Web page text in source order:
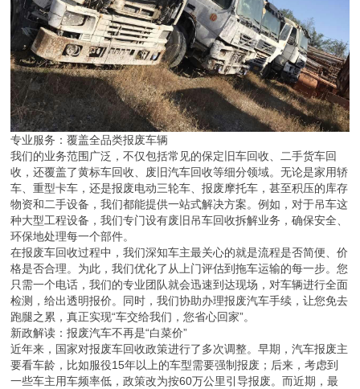
专业服务：覆盖全品类报废车辆
我们的业务范围广泛，不仅包括常见的保定旧车回收、二手货车回
收，还覆盖了黄标车回收、废旧汽车回收等细分领域。无论是家用轿
车、重型卡车，还是报废电动三轮车、报废摩托车，甚至积压的库存
物资和二手设备，我们都能提供一站式解决方案。例如，对于吊车这
种大型工程设备，我们专门设有废旧吊车回收拆解业务，确保安全、
环保地处理每一个部件。
在报废车回收过程中，我们深知车主最关心的就是流程是否简便、价
格是否合理。为此，我们优化了从上门评估到拖车运输的每一步。您
只需一个电话，我们的专业团队就会迅速到达现场，对车辆进行全面
检测，给出透明报价。同时，我们协助办理报废汽车手续，让您免去
跑腿之累，真正实现“车交给我们，您省心回家”。
新政解读：报废汽车不再是“白菜价”
近年来，国家对报废车回收政策进行了多次调整。早期，汽车报废主
要看车龄，比如服役15年以上的车型需要强制报废；后来，考虑到
一些车主用车频率低，政策改为按60万公里引导报废。而近期，最